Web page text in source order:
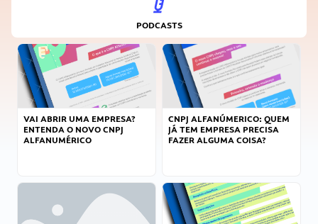
PODCASTS
VAI ABRIR UMA EMPRESA?
ENTENDA O NOVO CNPJ
ALFANUMÉRICO
CNPJ ALFANÚMERICO: QUEM
JÁ TEM EMPRESA PRECISA
FAZER ALGUMA COISA?